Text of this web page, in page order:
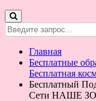
Главная
Бесплатные
Бесплатная
Бесплатный
Сети НАШЕ